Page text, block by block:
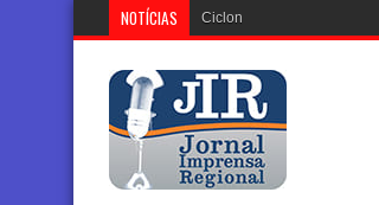
NOTÍCIAS Ciclone Extratropical: Aler